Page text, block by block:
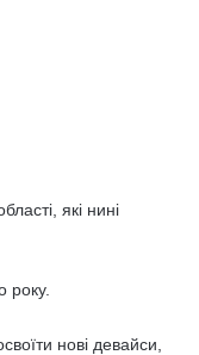
які нині
року.
нові девайси,